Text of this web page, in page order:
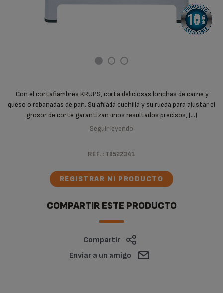
Con el cortafiambres KRUPS, corta deliciosas lonchas de carne y
queso o rebanadas de pan. Su afilada cuchilla y su rueda para ajustar el
grosor de corte garantizan unos resultados precisos, (...)
Seguir leyendo
REF. : TR522341
REGISTRAR MI PRODUCTO
COMPARTIR ESTE PRODUCTO
Compartir
Enviar a un amigo